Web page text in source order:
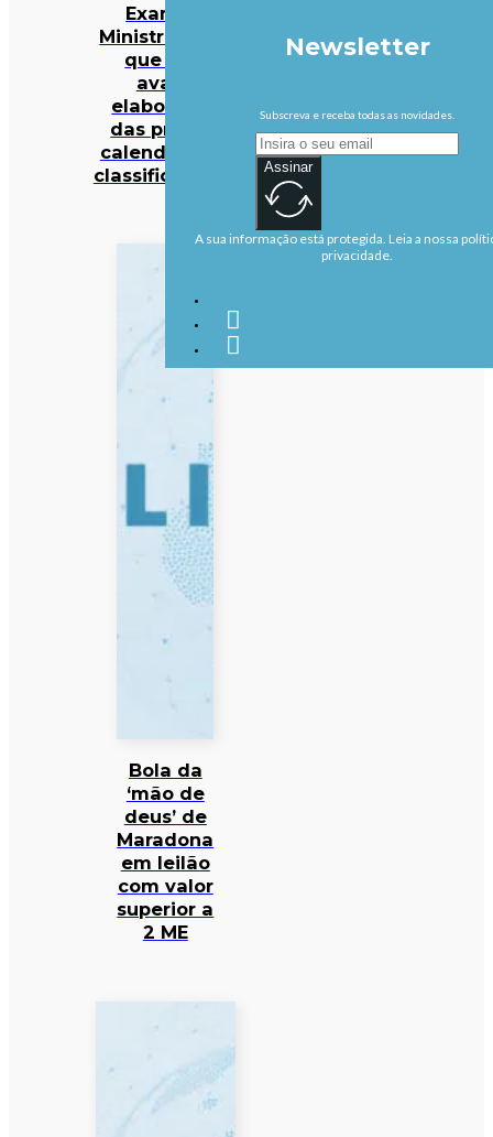
Exames:
Ministro pede
que CNE
avalie
elaboração
das provas,
calendários e
classificadores
Bola da
‘mão de
deus’ de
Maradona
em leilão
com valor
superior a
2 ME
Newsletter
Subscreva e receba todas as novidades.
Assinar
A sua informação está protegida. Leia a nossa
privacidade.